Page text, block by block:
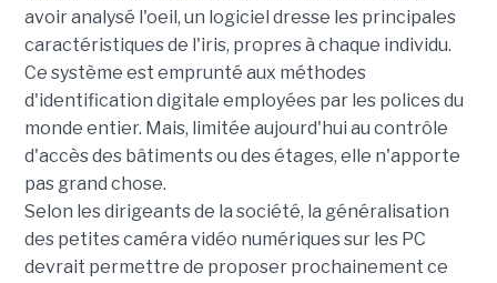
avoir analysé l'oeil, un logiciel dresse les principales
caractéristiques de l'iris, propres à chaque individu.
Ce système est emprunté aux méthodes
d'identification digitale employées par les polices du
monde entier. Mais, limitée aujourd'hui au contrôle
d'accès des bâtiments ou des étages, elle n'apporte
pas grand chose.
Selon les dirigeants de la société, la généralisation
des petites caméra vidéo numériques sur les PC
devrait permettre de proposer prochainement ce